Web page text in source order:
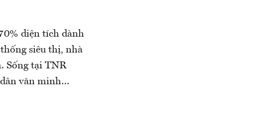
diện tích dành
siêu thị, nhà
Sống tại TNR
dân văn minh…